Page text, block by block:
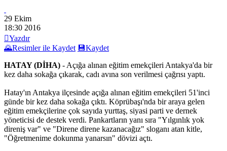
29 Ekim
18:30 2016
Yazdır
🌄Resimler ile Kaydet 💾Kaydet
HATAY (DİHA) - Açığa alınan eğitim emekçileri Antakya'da bir
kez daha sokağa çıkarak, cadı avına son verilmesi çağrısı yaptı.
Hatay'ın Antakya ilçesinde açığa alınan eğitim emekçileri 51'inci
günde bir kez daha sokağa çıktı. Köprübaşı'nda bir araya gelen
eğitim emekçilerine çok sayıda yurttaş, siyasi parti ve dernek
yöneticisi de destek verdi. Pankartların yanı sıra "Yılgınlık yok
direniş var" ve "Direne direne kazanacağız" sloganı atan kitle,
"Öğretmenime dokunma yanarsın" dövizi açtı.